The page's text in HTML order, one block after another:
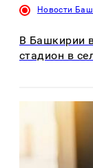
Новости
В Башкирии
стадион в